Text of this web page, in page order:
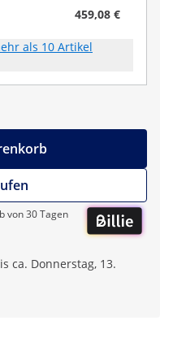
459,08 €
als 10 Artikel
von 30 Tagen
ca. Donnerstag, 13.